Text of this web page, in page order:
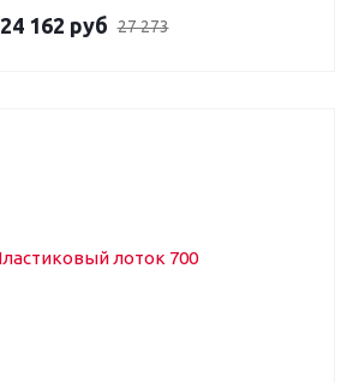
24 162 руб 27 273